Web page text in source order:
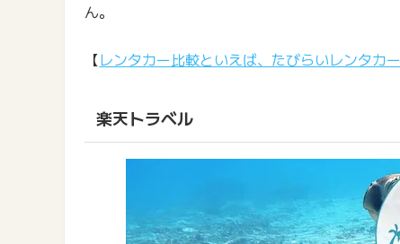
ん。
【レンタカー比較といえば、たびらいレンタカー
楽天トラベル